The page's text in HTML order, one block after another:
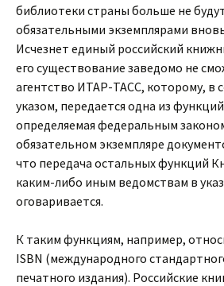
библиотеки страны больше не
обязательными экземплярами
Исчезнет единый российский
его существование заведомо не
агентство ИТАР-ТАСС, которому, в
указом, передается одна из
определяемая федеральным
обязательном экземпляре
что передача остальных функций
каким-либо иным ведомствам в
оговаривается.
К таким функциям, например,
ISBN (международного
печатного издания). Российские